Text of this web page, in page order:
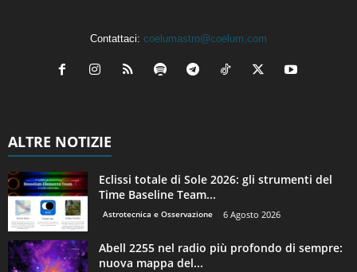
Contattaci: coelumastro@coelum.com
ALTRE NOTIZIE
Eclissi totale di Sole 2026: gli strumenti del
Time Baseline Team...
Astrotecnica e Osservazione 6 Agosto 2026
Abell 2255 nel radio più profondo di sempre:
nuova mappa del...